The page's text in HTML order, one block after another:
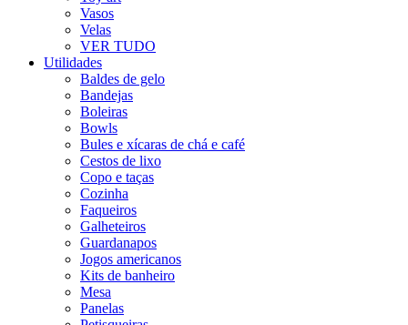
Vasos
Velas
VER TUDO
Utilidades
Baldes de gelo
Bandejas
Boleiras
Bowls
Bules e xícaras de chá e café
Cestos de lixo
Copo e taças
Cozinha
Faqueiros
Galheteiros
Guardanapos
Jogos americanos
Kits de banheiro
Mesa
Panelas